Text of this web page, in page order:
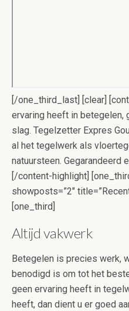
[/one_third_last] [clear]
ervaring heeft in betegelen,
slag. Tegelzetter Expres
al het tegelwerk als
natuursteen. Gegarandeerd
[/content-highlight]
showposts=”2″
[one_third]
Altijd vakwerk
Betegelen is precies werk,
benodigd is om tot het
geen ervaring heeft in
heeft, dan dient u er goed